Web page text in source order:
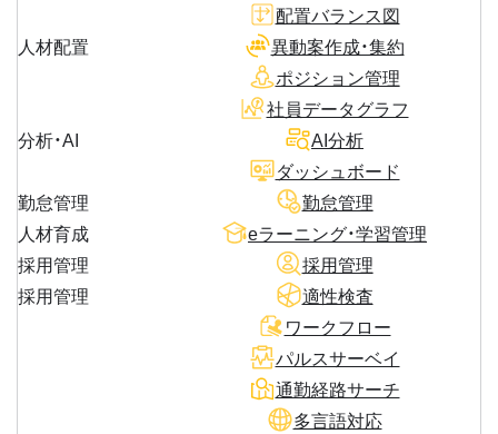
人材配置
配置バランス図
異動案作成・集約
ポジション管理
分析・AI
社員データグラフ
AI分析
ダッシュボード
勤怠管理
勤怠管理
人材育成
eラーニング・学習管理
採用管理
採用管理
採用管理
適性検査
ワークフロー
パルスサーベイ
通勤経路サーチ
多言語対応